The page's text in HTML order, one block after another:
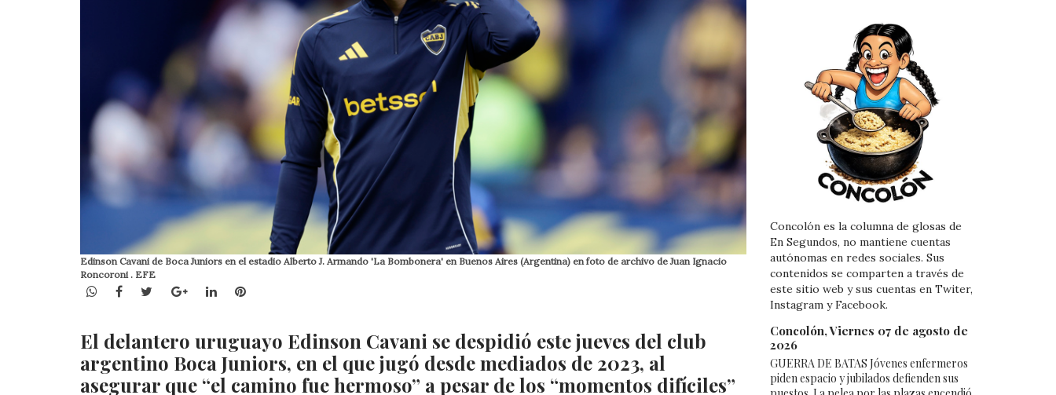
Edinson Cavani de Boca Juniors en el estadio Alberto J. Armando 'La Bombonera' en Buenos Aires (Argentina) en foto de archivo de Juan Ignacio
Roncoroni . EFE
WhatsApp
Facebook
TwitterGoogle+LinkedInPinterest
El delantero uruguayo Edinson Cavani se despidió este jueves del club
argentino Boca Juniors, en el que jugó desde mediados de 2023, al
asegurar que “el camino fue hermoso” a pesar de los “momentos difíciles”
Concolón es la columna de glosas de
En Segundos, no mantiene cuentas
autónomas en redes sociales. Sus
contenidos se comparten a través de
este sitio web y sus cuentas en Twiter,
Instagram y Facebook.
Concolón, Viernes 07 de agosto de
2026
GUERRA DE BATAS Jóvenes enfermeros
piden espacio y jubilados defienden sus